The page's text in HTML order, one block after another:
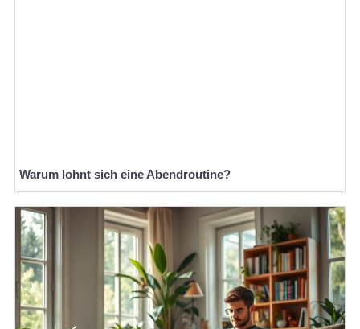
Warum lohnt sich eine Abendroutine?